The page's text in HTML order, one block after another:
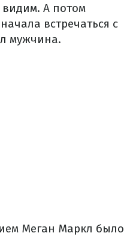
А потом
встречаться с
мужчина.
Меган Маркл было